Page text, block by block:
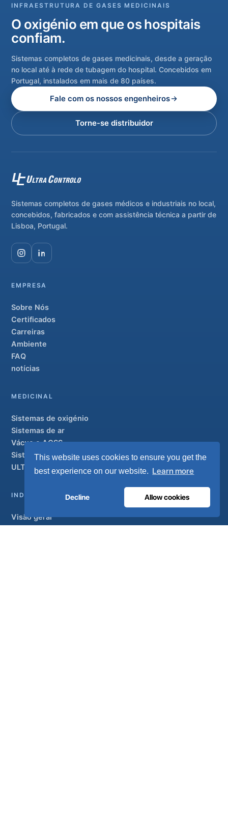
This website uses cookies to ensure you get the
best experience on our website. Learn more
Decline Allow cookies
INFRAESTRUTURA DE GASES MEDICINAIS
O oxigénio em que os hospitais
confiam.
Sistemas completos de gases medicinais, desde a geração
no local até à rede de tubagem do hospital. Concebidos em
Portugal, instalados em mais de 80 países.
Fale com os nossos engenheiros
Torne-se distribuidor
Sistemas completos de gases médicos e industriais no local,
concebidos, fabricados e com assistência técnica a partir de
Lisboa, Portugal.
EMPRESA
Sobre Nós
Certificados
Carreiras
Ambiente
FAQ
notícias
MEDICINAL
Sistemas de oxigénio
Sistemas de ar
Vácuo e AGSS
Sistemas de condutas
ULTRAOX
Modelo de topo de gama
INDUSTRIAL
Visão geral